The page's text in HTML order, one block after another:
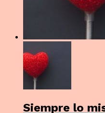
Siempre lo